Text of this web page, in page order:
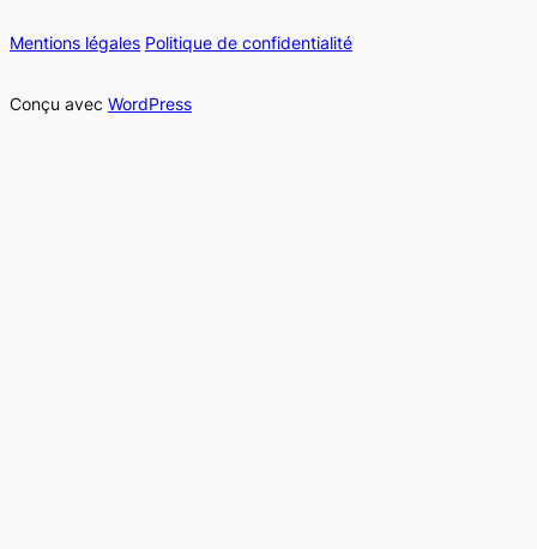
Mentions légales Politique de confidentialité
Conçu avec WordPress